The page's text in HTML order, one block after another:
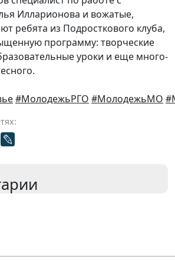
Илларионова и вожатые,
ребята из Подросткового клуба,
программу: творческие
уроки и еще много-
#МолодежьРГО #МолодежьМО